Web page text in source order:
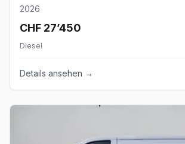
2026
CHF 27’450
Diesel
Details ansehen →